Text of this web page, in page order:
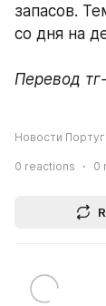
запасов.
со дня на
Перевод
Новости
0 reactions 0